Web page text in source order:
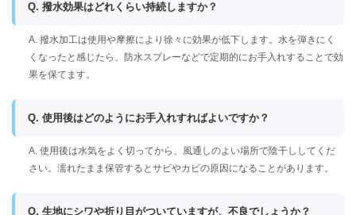
Q. 撥水効果はどれくらい持続しますか？
A. 撥水加工は使用や摩擦により徐々に効果が低下します。水を弾きにく
くなったと感じたら、防水スプレーなどで定期的にお手入れすることで効
果を保てます。
Q. 使用後はどのようにお手入れすればよいですか？
A. 使用後は水気をよく切ってから、風通しのよい場所で陰干ししてくだ
さい。濡れたまま保管するとサビやカビの原因になることがあります。
Q. 生地にシワや折り目がついていますが、不良でしょうか？